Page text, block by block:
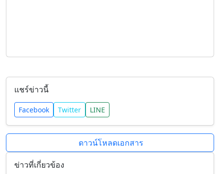
แชร์ข่าวนี้
Facebook Twitter LINE
ดาวน์โหลดเอกสาร
ข่าวที่เกี่ยวข้อง